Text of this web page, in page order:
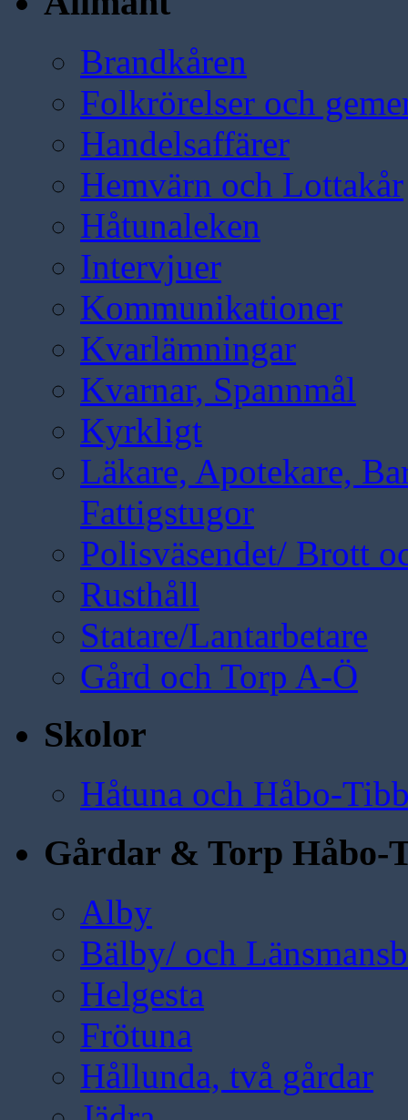
Brandkåren
Folkrörelser och
Handelsaffärer
Hemvärn och Lottakår
Håtunaleken
Intervjuer
Kommunikationer
Kvarlämningar
Kvarnar, Spannmål
Kyrkligt
Läkare, Apotekare,
Fattigstugor
Polisväsendet/ Brott
Rusthåll
Statare/Lantarbetare
Gård och Torp A-Ö
Skolor
Håtuna och Håbo-
Gårdar & Torp Håbo-
Alby
Bälby/ och
Helgesta
Frötuna
Hållunda, två gårdar